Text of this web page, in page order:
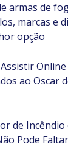
armas de
marcas e
opção
Online
ao Oscar
de Incêndio
Pode Faltar